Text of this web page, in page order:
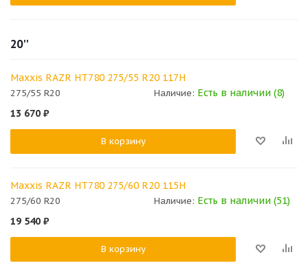
20''
Maxxis RAZR HT780 275/55 R20 117H
275/55 R20 Наличие: Есть в наличии (8)
13 670 ₽
В корзину
Maxxis RAZR HT780 275/60 R20 115H
275/60 R20 Наличие: Есть в наличии (51)
19 540 ₽
В корзину